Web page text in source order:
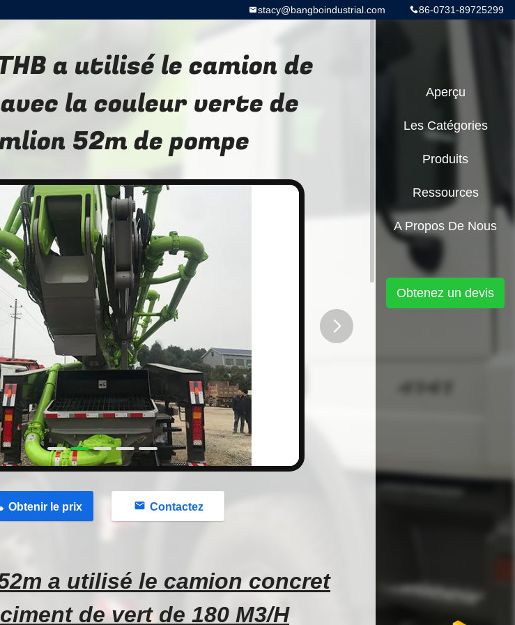
86-0731-89725299
stacy@bangboindustrial.com
a utilisé le camion de
la couleur verte de
52m de pompe
Obtenir le prix Contactez
a utilisé le camion concret
de vert de 180 M3/H
Aperçu
Les Catégories
Produits
Ressources
A Propos De Nous
Obtenez un devis